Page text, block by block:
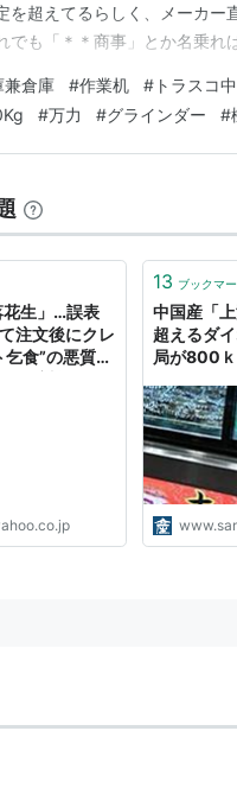
を超えてるらしく、メーカ
でも「＊＊商事」とか名乗れ
通販なら１１０００円も安く
うがない。 因みにホムセンで
兼倉庫 #作業机 # トラスコ
#万力 #グラインダー #
花生」…誤表
注文後にクレ
食”の悪質行
13 ブックマ
中国産「
超えるダ
局が800